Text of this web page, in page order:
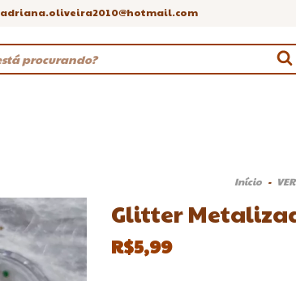
adriana.oliveira2010@hotmail.com
Início -
Glitter
R$5,99